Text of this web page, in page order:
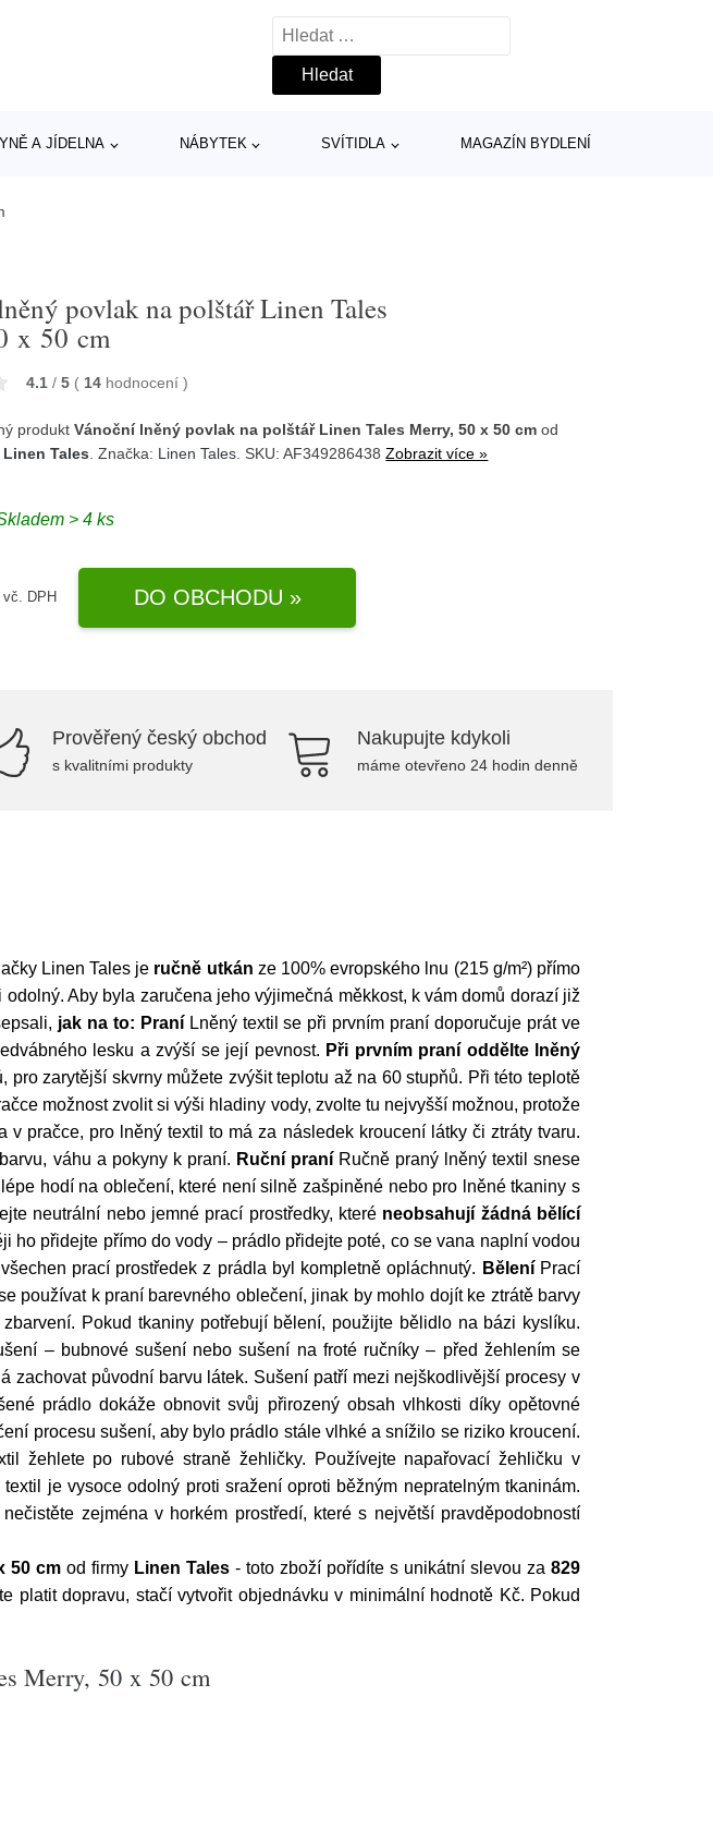
Vyhledávání
A JÍDELNA NÁBYTEK SVÍTIDLA MAGAZÍN BYDLENÍ
povlak na polštář Linen Tales
x 50 cm
4.1 / 5 ( 14 hodnocení)
produktVánoční lněný povlak na polštář Linen Tales Merry, 50 x 50 cm od
Linen Tales . Značka: Linen Tales . SKU: AF349286438Zobrazit více »
> 4 ks
vč. DPH DO OBCHODU »
Prověřený český obchod
s kvalitními produkty
Nakupujte kdykoli
máme otevřeno 24 hodin denně
Linen Tales je ručně utkán ze 100% evropského lnu (215 g/m²) přímo
Aby byla zaručena jeho výjimečná měkkost, k vám domů dorazí již
jak na to: PraníLněný textil se při prvním praní doporučuje prát ve
lesku a zvýší se její pevnost. Při prvním praní oddělte lněný
zarytější skvrny můžete zvýšit teplotu až na 60 stupňů. Při této teplotě
možnost zvolit si výši hladiny vody, zvolte tu nejvyšší možnou, protože
pračce, pro lněný textil to má za následek kroucení látky či ztráty tvaru.
váhu a pokyny k praní. Ruční praníRučně praný lněný textil snese
hodí na oblečení, které není silně zašpiněné nebo pro lněné tkaniny s
neutrální nebo jemné prací prostředky, které neobsahují žádná bělící
ho přidejte přímo do vody – prádlo přidejte poté, co se vana naplní vodou
prací prostředek z prádla byl kompletně opláchnutý. BěleníPrací
používat k praní barevného oblečení, jinak by mohlo dojít ke ztrátě barvy
Pokud tkaniny potřebují bělení, použijte bělidlo na bázi kyslíku.
– bubnové sušení nebo sušení na froté ručníky – před žehlením se
původní barvu látek. Sušení patří mezi nejškodlivější procesy v
prádlo dokáže obnovit svůj přirozený obsah vlhkosti díky opětovné
procesu sušení, aby bylo prádlo stále vlhké a snížilo se riziko kroucení.
žehlete po rubové straně žehličky. Používejte napařovací žehličku v
textil je vysoce odolný proti sražení oproti běžným nepratelným tkaninám.
zejména v horkém prostředí, které s největší pravděpodobností
50 cm od firmy Linen Tales - toto zboží pořídíte s unikátní slevou za 829
platit dopravu, stačí vytvořit objednávku v minimální hodnotě Kč. Pokud
Merry, 50 x 50 cm